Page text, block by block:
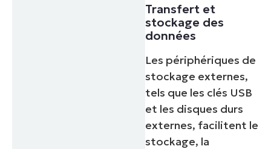
Transfert et
stockage des
données
Les périphériques de
stockage externes,
tels que les clés USB
et les disques durs
externes, facilitent le
stockage, la